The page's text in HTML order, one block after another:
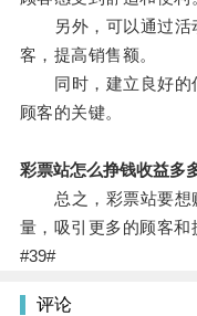
另外，可以通过活
客，提高销售额。
同时，建立良好的
顾客的关键。
彩票站怎么挣钱收益多
总之，彩票站要想
量，吸引更多的顾客和
#39#
评论